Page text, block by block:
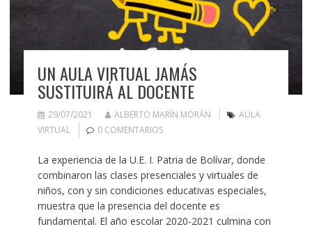
UN AULA VIRTUAL JAMÁS
SUSTITUIRÁ AL DOCENTE
29/07/2021 ALBERTO MARÍN MORÁN
AULA
VIRTUAL
0 COMENTARIOS
La experiencia de la U.E. I. Patria de Bolívar, donde
combinaron las clases presenciales y virtuales de
niños, con y sin condiciones educativas especiales,
muestra que la presencia del docente es
fundamental. El año escolar 2020-2021 culmina con